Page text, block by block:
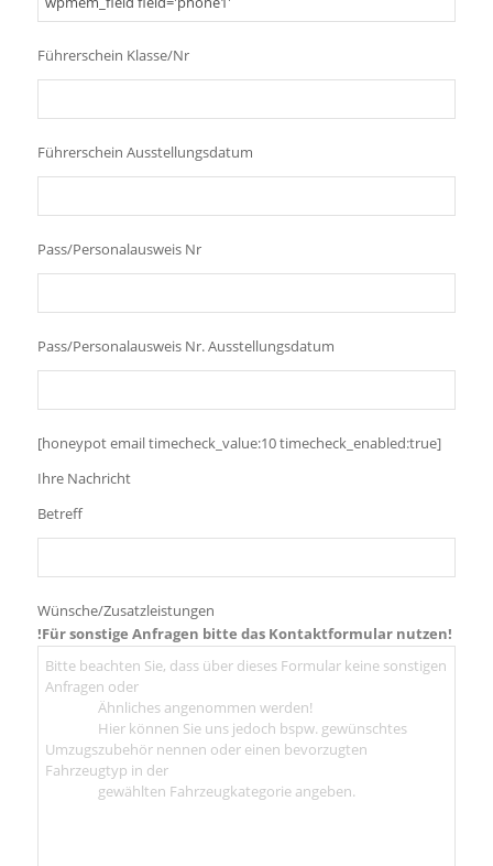
Führerschein Klasse/Nr
Führerschein Ausstellungsdatum
Pass/Personalausweis Nr
Pass/Personalausweis Nr. Ausstellungsdatum
[honeypot email timecheck_value:10 timecheck_enabled:true]
Ihre Nachricht
Betreff
Wünsche/Zusatzleistungen
!Für sonstige Anfragen bitte das Kontaktformularnutzen!